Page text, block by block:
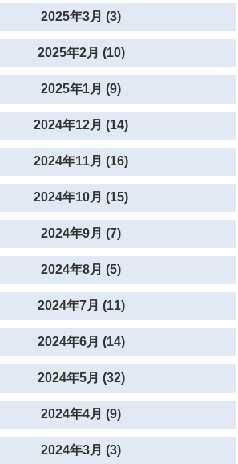
2025年3月 (3)
2025年2月 (10)
2025年1月 (9)
2024年12月 (14)
2024年11月 (16)
2024年10月 (15)
2024年9月 (7)
2024年8月 (5)
2024年7月 (11)
2024年6月 (14)
2024年5月 (32)
2024年4月 (9)
2024年3月 (3)